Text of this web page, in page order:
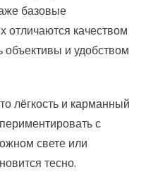
базовые
качеством
и удобством
лёгкость и карманный
с
свете или
тесно.